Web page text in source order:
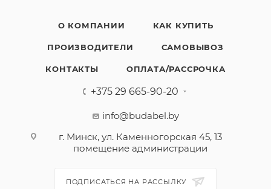
О КОМПАНИИ КАК КУПИТЬ
ПРОИЗВОДИТЕЛИ САМОВЫВОЗ
КОНТАКТЫ ОПЛАТА/РАССРОЧКА
+375 29 665-90-20
info@budabel.by
г. Минск, ул. Каменногорская 45, 13
помещение администрации
ПОДПИСАТЬСЯ НА РАССЫЛКУ